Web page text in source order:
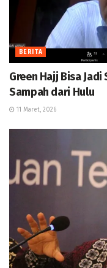
BERITA
Green Hajj Bisa
Sampah dari Hulu
11 Maret, 2026